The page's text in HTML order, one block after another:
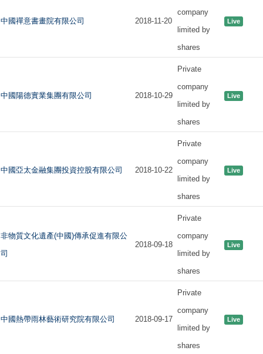
中國禪意書畫院有限公司 2018-11-20
company
limited by
shares
Live
中國陽德實業集團有限公司 2018-10-29
Private
company
limited by
shares
Live
中國亞太金融集團投資控股有限公司 2018-10-22
Private
company
limited by
shares
Live
非物質文化遺產(中國)傳承促進有限公
司
2018-09-18
Private
company
limited by
shares
Live
中國熱帶雨林藝術研究院有限公司 2018-09-17
Private
company
limited by
shares
Live